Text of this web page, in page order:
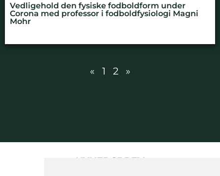
Vedligehold den fysiske fodboldform under
Corona med professor i fodboldfysiologi Magni
Mohr
« 1 2 »
NYHEDSBREV